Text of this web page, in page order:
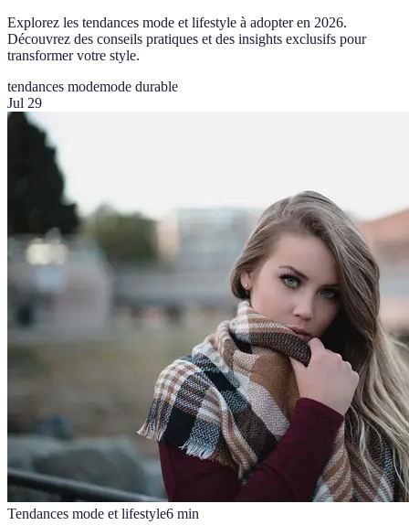
Explorez les tendances mode et lifestyle à adopter en 2026.
Découvrez des conseils pratiques et des insights exclusifs pour
transformer votre style.
tendances modemode durable
Jul 29
Tendances mode et lifestyle6 min